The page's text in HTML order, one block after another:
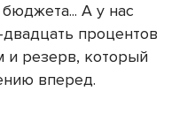
А у нас
процентов
и резерв, который
вперед.